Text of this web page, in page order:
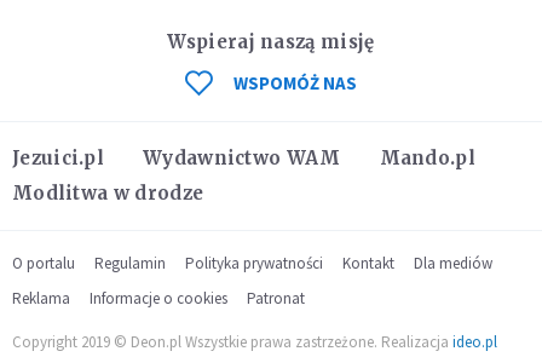
Jezuici.pl Wydawnictwo WAM
Mando.pl
Modlitwa w drodze
Wspieraj naszą misję
WSPOMÓŻ NAS
O portalu Regulamin Polityka prywatności Kontakt
Dla mediów
Reklama
Informacje o cookies Patronat
Copyright 2019 © Deon.pl Wszystkie prawa zastrzeżone. Realizacja ideo.pl